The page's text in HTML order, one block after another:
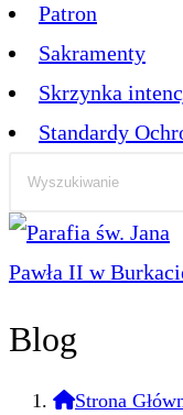
Patron
Sakramenty
Skrzynka
Standardy
Blog
Strona